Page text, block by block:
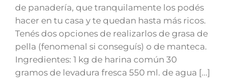
de panadería, que tranquilamente los podés
hacer en tu casa y te quedan hasta más ricos.
Tenés dos opciones de realizarlos de grasa de
pella (fenomenal si conseguís) o de manteca.
Ingredientes: 1 kg de harina común 30
gramos de levadura fresca 550 ml. de agua [...]